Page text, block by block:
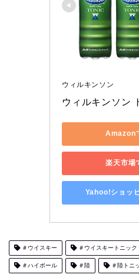
ウィルキンソン
ウィルキンソン
Amazon
楽天市場
Yahoo!ショッ
＃ウイスキー ＃ウイスキートニック
＃ハイボール ＃陸 ＃陸トニ